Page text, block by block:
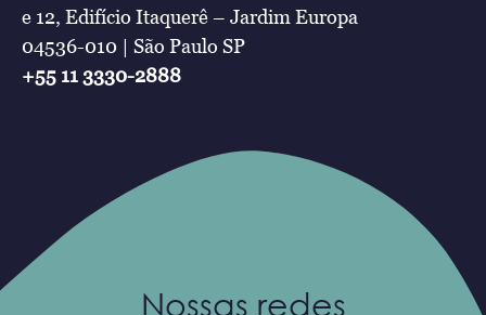
e 12, Edifício Itaquerê – Jardim Europa
04536-010 | São Paulo SP
+55 11 3330-2888
Nossas redes